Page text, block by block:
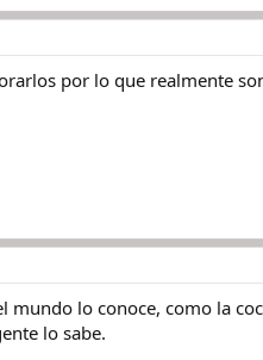
por lo que realmente
mundo lo conoce, como la
lo sabe.